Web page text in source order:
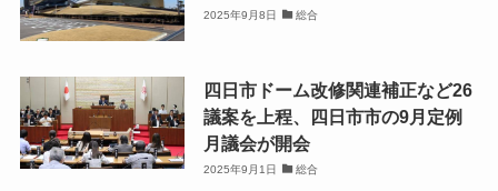
2025年9月8日 総合
四日市ドーム改修関連補正など26
議案を上程、四日市市の9月定例
月議会が開会
2025年9月1日 総合